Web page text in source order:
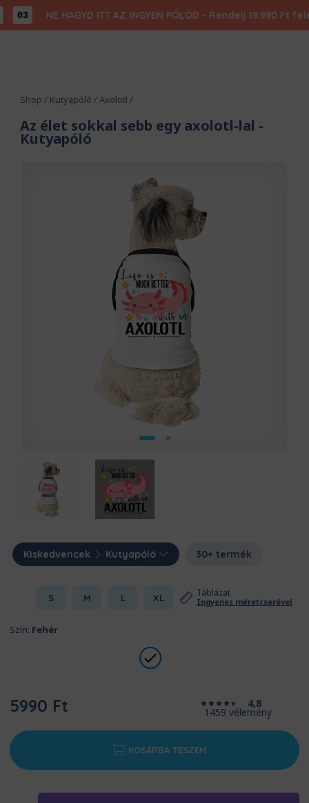
NE HAGYD ITT AZ INGYEN PÓLÓD - Rendelj 19.990 Ft
Shop / Kutyapóló /Axolotl /
Az élet sokkal sebb egy axolotl-lal -
Kutyapóló
Kiskedvencek Kutyapóló 30+ termék
S M L XL Táblázat
Ingyenes méretcserével
Szín: Fehér
5990 Ft 4,8
1459 vélemény
KOSÁRBA TESZEM